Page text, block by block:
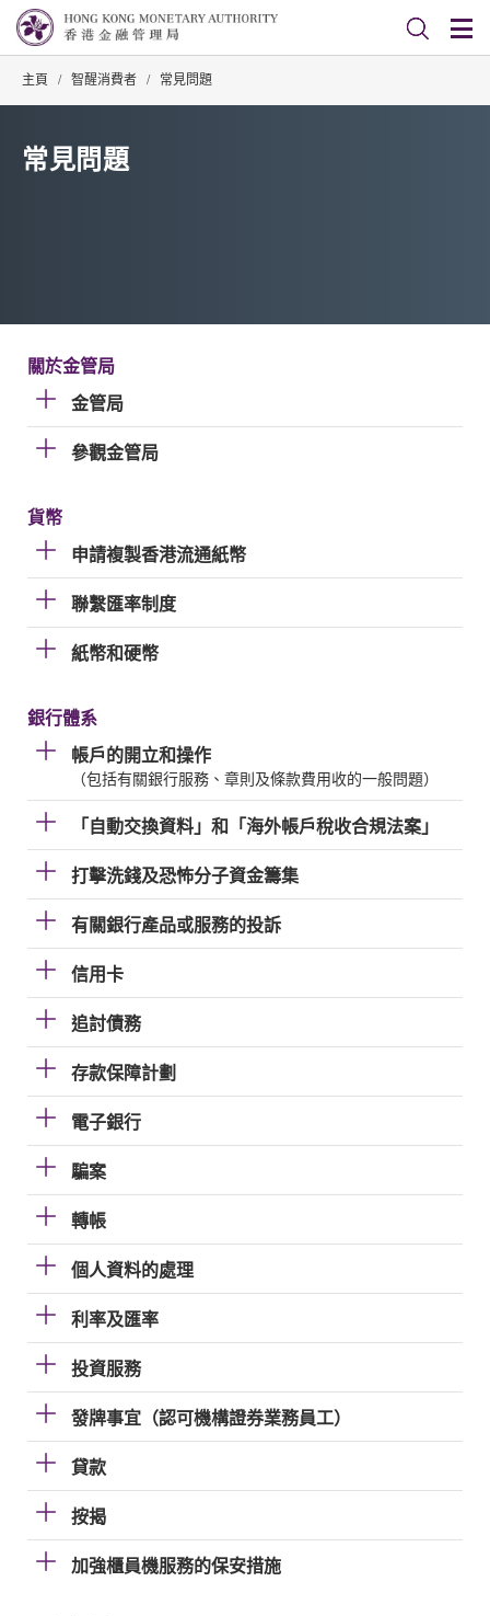
主頁 / 智醒消費者 / 常見問題
常見問題
關於金管局
金管局
參觀金管局
貨幣
申請複製香港流通紙幣
聯繫匯率制度
紙幣和硬幣
銀行體系
帳戶的開立和操作
（包括有關銀行服務、章則及條款費用收的一般問題）
「自動交換資料」和「海外帳戶稅收合規法案」
打擊洗錢及恐怖分子資金籌集
有關銀行產品或服務的投訴
信用卡
追討債務
存款保障計劃
電子銀行
騙案
轉帳
個人資料的處理
利率及匯率
投資服務
發牌事宜（認可機構證券業務員工）
貸款
按揭
加強櫃員機服務的保安措施